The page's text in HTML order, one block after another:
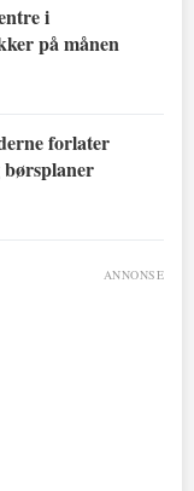
i
på månen
forlater
ANNONSE